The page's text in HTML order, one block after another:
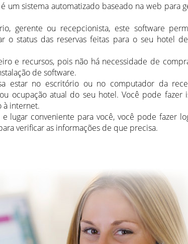
um sistema automatizado baseado na web para
gerente ou recepcionista, este software
o status das reservas feitas para o seu hotel
e recursos, pois não há necessidade de
de software.
estar no escritório ou no computador da
ocupação atual do seu hotel. Você pode fazer
à internet.
lugar conveniente para você, você pode fazer
verificar as informações de que precisa.